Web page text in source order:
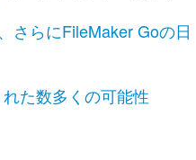
さらにFileMaker Goの日
た数多くの可能性